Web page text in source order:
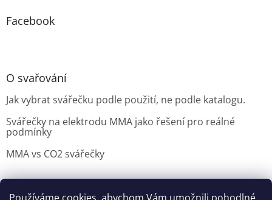
Facebook
O svařování
Jak vybrat svářečku podle použití, ne podle katalogu.
Svářečky na elektrodu MMA jako řešení pro reálné
podmínky
MMA vs CO2 svářečky